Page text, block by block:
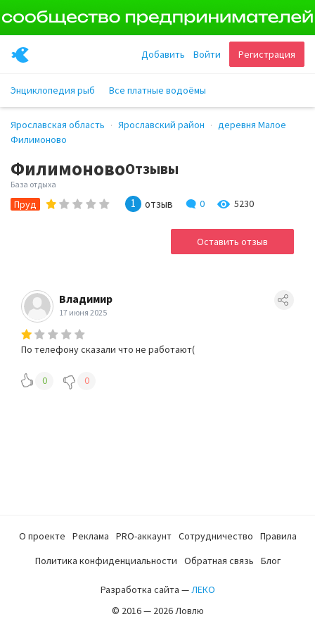
Регистрация
Войти
Добавить
Энциклопедия рыб Все платные водоёмы
Ярославская область Ярославский район
деревня Малое
Филимоново
ФилимоновоОтзывы
База отдыха
Пруд 1 отзыв 0 5230
Оставить отзыв
Владимир
17 июня 2025
По телефону сказали что не работают(
0 0
О проекте Реклама PRO-аккаунт Сотрудничество
Правила
Политика конфиденциальности
Обратная связь Блог
Разработка сайта —ЛЕКО
© 2016 — 2026 Ловлю